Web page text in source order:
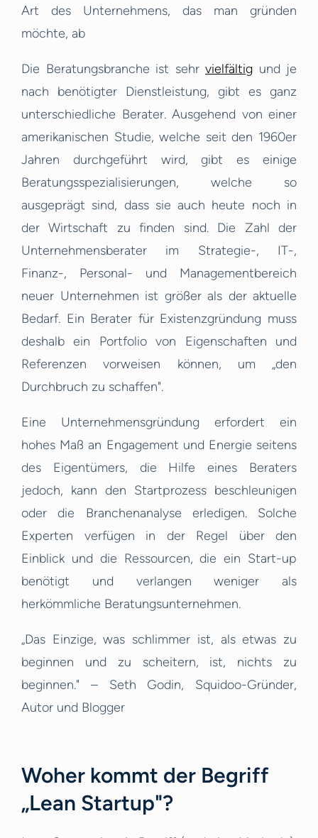
Art des Unternehmens, das man gründen
möchte, ab
Die Beratungsbranche ist sehr vielfältig und je
nach benötigter Dienstleistung, gibt es ganz
unterschiedliche Berater. Ausgehend von einer
amerikanischen Studie, welche seit den 1960er
Jahren durchgeführt wird, gibt es einige
Beratungsspezialisierungen, welche so
ausgeprägt sind, dass sie auch heute noch in
der Wirtschaft zu finden sind. Die Zahl der
Unternehmensberater im Strategie-, IT-,
Finanz-, Personal- und Managementbereich
neuer Unternehmen ist größer als der aktuelle
Bedarf. Ein Berater für Existenzgründung muss
deshalb ein Portfolio von Eigenschaften und
Referenzen vorweisen können, um „den
Durchbruch zu schaffen".
Eine Unternehmensgründung erfordert ein
hohes Maß an Engagement und Energie seitens
des Eigentümers, die Hilfe eines Beraters
jedoch, kann den Startprozess beschleunigen
oder die Branchenanalyse erledigen. Solche
Experten verfügen in der Regel über den
Einblick und die Ressourcen, die ein Start-up
benötigt und verlangen weniger als
herkömmliche Beratungsunternehmen.
„Das Einzige, was schlimmer ist, als etwas zu
beginnen und zu scheitern, ist, nichts zu
beginnen." – Seth Godin, Squidoo-Gründer,
Autor und Blogger
Woher kommt der Begriff
„Lean Startup"?